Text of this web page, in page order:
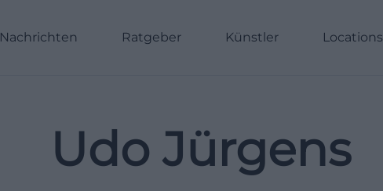
Nachrichten Ratgeber Künstler Locations
Udo Jürgens